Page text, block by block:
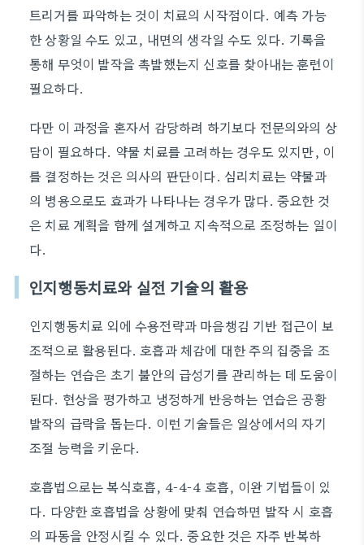
트리거를 파악하는 것이 치료의 시작점이다. 예측 가능
한 상황일 수도 있고, 내면의 생각일 수도 있다. 기록을
통해 무엇이 발작을 촉발했는지 신호를 찾아내는 훈련이
필요하다.
다만 이 과정을 혼자서 감당하려 하기보다 전문의와의 상
담이 필요하다. 약물 치료를 고려하는 경우도 있지만, 이
를 결정하는 것은 의사의 판단이다. 심리치료는 약물과
의 병용으로도 효과가 나타나는 경우가 많다. 중요한 것
은 치료 계획을 함께 설계하고 지속적으로 조정하는 일이
다.
인지행동치료와 실전 기술의 활용
인지행동치료 외에 수용전략과 마음챙김 기반 접근이 보
조적으로 활용된다. 호흡과 체감에 대한 주의 집중을 조
절하는 연습은 초기 불안의 급성기를 관리하는 데 도움이
된다. 현상을 평가하고 냉정하게 반응하는 연습은 공황
발작의 급락을 돕는다. 이런 기술들은 일상에서의 자기
조절 능력을 키운다.
호흡법으로는 복식호흡, 4-4-4 호흡, 이완 기법들이 있
다. 다양한 호흡법을 상황에 맞춰 연습하면 발작 시 호흡
의 파동을 안정시킬 수 있다. 중요한 것은 자주 반복하